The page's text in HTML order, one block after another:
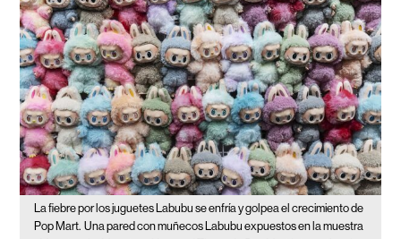
La fiebre por los juguetes Labubu se enfría y golpea el crecimiento de
Pop Mart. Una pared con muñecos Labubu expuestos en la muestra